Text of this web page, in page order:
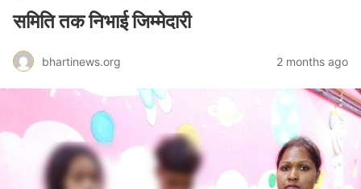
समिति तक निभाई जिम्मेदारी
bhartinews.org 2 months ago